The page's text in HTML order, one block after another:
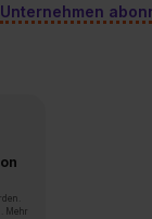
Unternehmen
Mehr